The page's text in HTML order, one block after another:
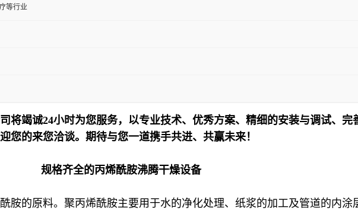
等行业
竭诚24小时为您服务，以专业技术、优秀方案、精细的安装与调试、完
的来您洽谈。期待与您一道携手共进、共赢未来！
规格齐全的丙烯酰胺沸腾干燥设备
胺的原料。聚丙烯酰胺主要用于水的净化处理、纸浆的加工及管道的内涂